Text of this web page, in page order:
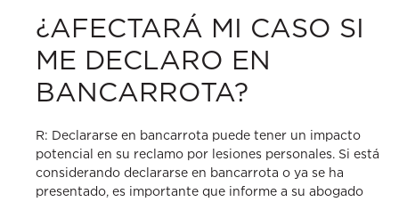
¿AFECTARÁ MI CASO SI
ME DECLARO EN
BANCARROTA?
R: Declararse en bancarrota puede tener un impacto
potencial en su reclamo por lesiones personales. Si está
considerando declararse en bancarrota o ya se ha
presentado, es importante que informe a su abogado